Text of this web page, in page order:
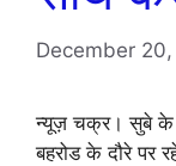
December
न्यूज़ चक्र। सुबे के
बहरोड के दौरे पर